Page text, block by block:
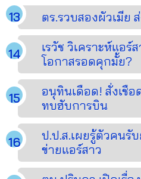
ตร.รวบสองผัวเมีย
เรวัช วิเคราะห์แอร์
โอกาสรอดคุกมั้ย?
อนุทินเดือด! สั่งเชื
ทบฮับการบิน
ป.ป.ส.เผยรู้ตัวคนรั
ข่ายแอร์สาว